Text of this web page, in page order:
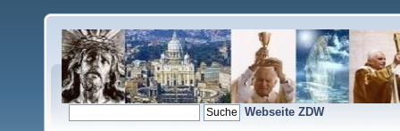
Webseite ZDW